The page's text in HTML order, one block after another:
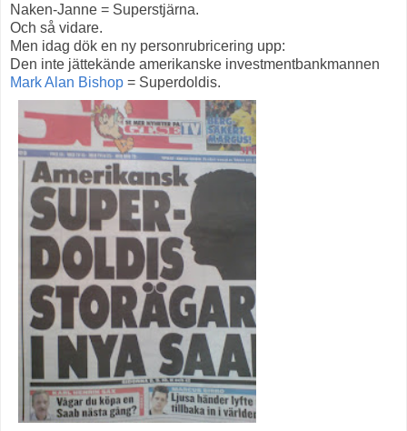
Naken-Janne = Superstjärna.
Och så vidare.
Men idag dök en ny personrubricering upp:
Den inte jättekände amerikanske investmentbankmannen
Mark Alan Bishop = Superdoldis.